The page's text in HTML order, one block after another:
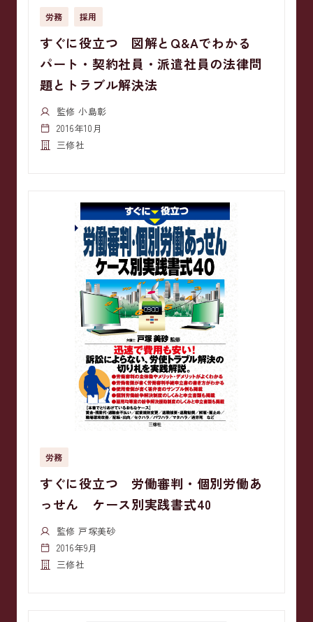
労務 採用
すぐに役立つ 図解とQ&Aでわかる
パート・契約社員・派遣社員の法律問
題とトラブル解決法
監修 小島彰
2016年10月
三修社
労務
すぐに役立つ 労働審判・個別労働あ
っせん ケース別実践書式40
監修 戸塚美砂
2016年9月
三修社